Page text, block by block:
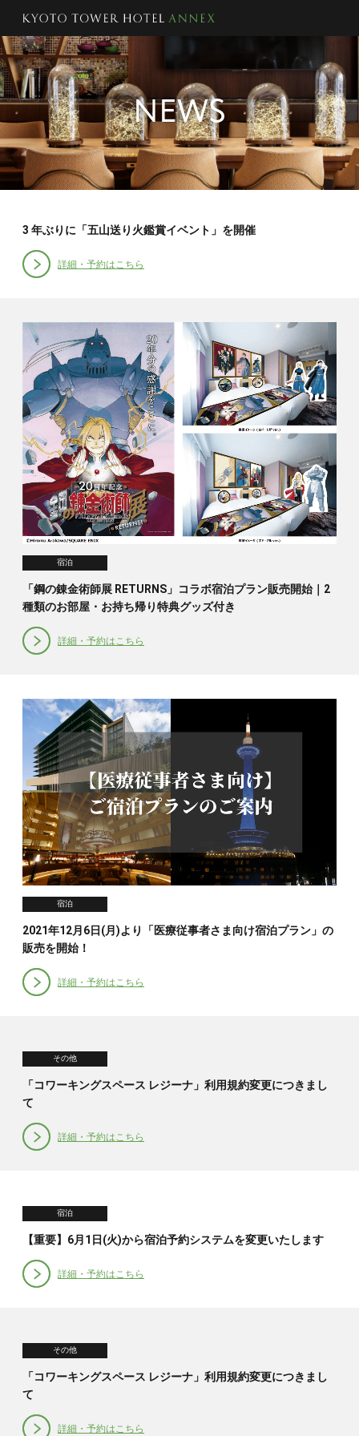
NEWS
3 年ぶりに「五山送り火鑑賞イベント」を開催
詳細・予約はこちら
宿泊
「鋼の錬金術師展 RETURNS」コラボ宿泊プラン販売開始｜2
種類のお部屋・お持ち帰り特典グッズ付き
詳細・予約はこちら
宿泊
2021年12月6日(月)より「医療従事者さま向け宿泊プラン」の
販売を開始！
詳細・予約はこちら
その他
「コワーキングスペース レジーナ」利用規約変更につきまし
て
詳細・予約はこちら
宿泊
【重要】6月1日(火)から宿泊予約システムを変更いたします
詳細・予約はこちら
その他
「コワーキングスペース レジーナ」利用規約変更につきまし
て
詳細・予約はこちら